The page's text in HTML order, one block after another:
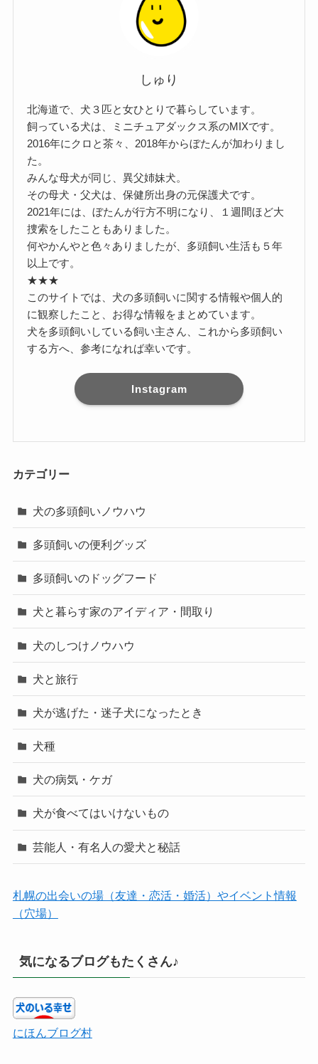
しゅり
北海道で、犬３匹と女ひとりで暮らしています。
飼っている犬は、ミニチュアダックス系のMIXです。
2016年にクロと茶々、2018年からぼたんが加わりまし
た。
みんな母犬が同じ、異父姉妹犬。
その母犬・父犬は、保健所出身の元保護犬です。
2021年には、ぼたんが行方不明になり、１週間ほど大
捜索をしたこともありました。
何やかんやと色々ありましたが、多頭飼い生活も５年
以上です。
★★★
このサイトでは、犬の多頭飼いに関する情報や個人的
に観察したこと、お得な情報をまとめています。
犬を多頭飼いしている飼い主さん、これから多頭飼い
する方へ、参考になれば幸いです。
Instagram
カテゴリー
犬の多頭飼いノウハウ
多頭飼いの便利グッズ
多頭飼いのドッグフード
犬と暮らす家のアイディア・間取り
犬のしつけノウハウ
犬と旅行
犬が逃げた・迷子犬になったとき
犬種
犬の病気・ケガ
犬が食べてはいけないもの
芸能人・有名人の愛犬と秘話
札幌の出会いの場（友達・恋活・婚活）やイベント情報
（穴場）
気になるブログもたくさん♪
にほんブログ村